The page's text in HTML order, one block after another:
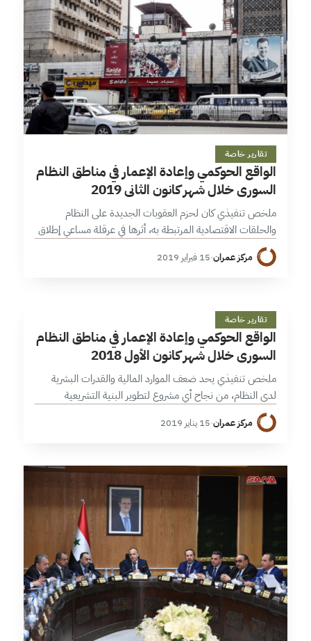
21 دقائق
تقارير خاصة
الواقع الحوكمي وإعادة الإعمار في مناطق النظام
السوري خلال شهر كانون الثاني 2019
ملخص تنفيذي كان لحزم العقوبات الجديدة على النظام
والحلقات الاقتصادية المرتبطة به، أثرها في عرقلة مساعي إطلاق
عملية إعادة الإعمار من قبل النظام، وتبنيه سياسات تقشفية،
فضلاً عن زيادة اعتماده…
مركز عمران·15 فبراير 2019
ا
15 دقائق
تقارير خاصة
الواقع الحوكمي وإعادة الإعمار في مناطق النظام
السوري خلال شهر كانون الأول 2018
ملخص تنفيذي يحد ضعف الموارد المالية والقدرات البشرية
لدى النظام، من نجاح أي مشروع لتطوير البنية التشريعية
والمؤسساتية للدولة. يوحي التوجه الحكومي إلى تعديل قانون
مكافحة الإرهاب، بدفع روسي لضبط…
مركز عمران·15 يناير 2019